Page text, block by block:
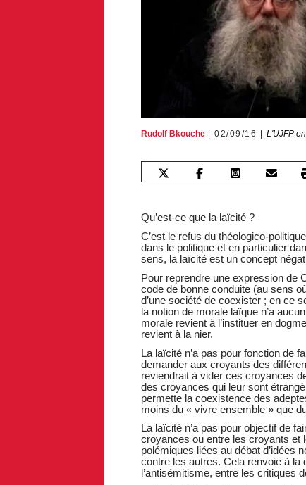
Rudolf Bkouche 02/09/16 L'UJFP
Qu’est-ce que la laïcité ?
C’est le refus du théologico-
dans le politique et en particulier
sens, la laïcité est un concept
Pour reprendre une expression de
code de bonne conduite (au sens
d’une société de coexister ; en ce
la notion de morale laïque n’a
morale revient à l’instituer en
revient à la nier.
La laïcité n’a pas pour fonction de
demander aux croyants des
reviendrait à vider ces croyances
des croyances qui leur sont
permette la coexistence des
moins du « vivre ensemble » que
La laïcité n’a pas pour objectif de
croyances ou entre les croyants et
polémiques liées au débat d’idées
contre les autres. Cela renvoie à la
l’antisémitisme, entre les critiques